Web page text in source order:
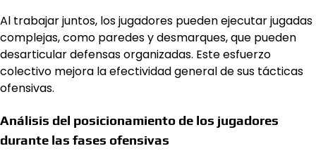
Al trabajar juntos, los jugadores pueden ejecutar jugadas
complejas, como paredes y desmarques, que pueden
desarticular defensas organizadas. Este esfuerzo
colectivo mejora la efectividad general de sus tácticas
ofensivas.
Análisis del posicionamiento de los jugadores
durante las fases ofensivas